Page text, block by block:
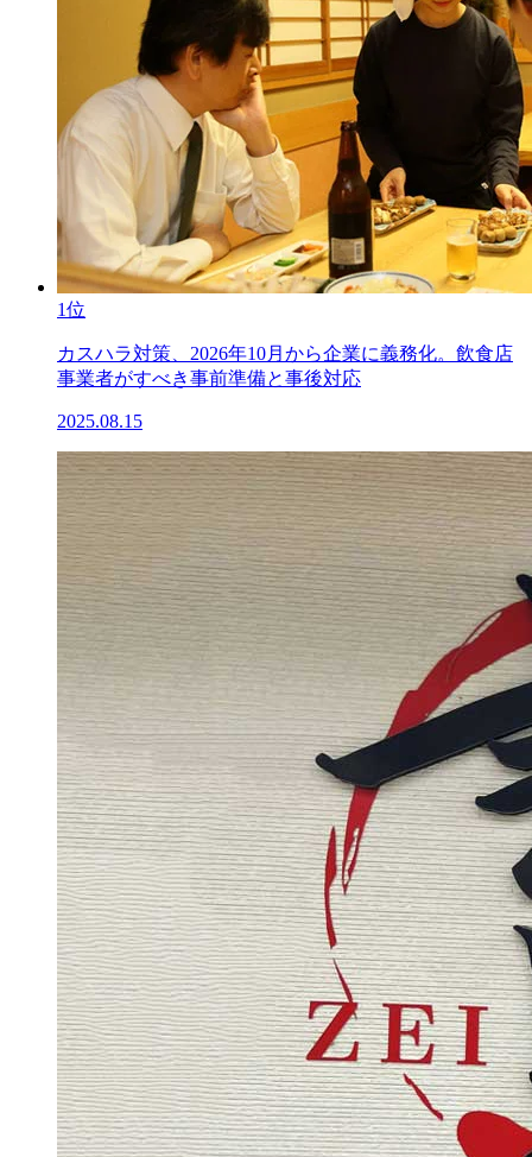
1位
カスハラ対策、2026年10月から企業に義務化。飲食店
事業者がすべき事前準備と事後対応
2025.08.15